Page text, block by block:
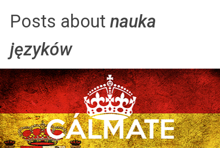
O MNIE I O BLOGU
Posts about nauka
języków